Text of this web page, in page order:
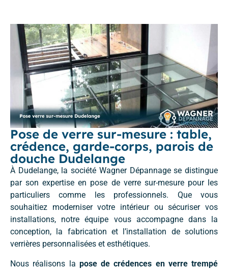
Pose de verre sur-mesure : table,
crédence, garde-corps, parois de
douche Dudelange
À Dudelange, la société Wagner Dépannage se distingue
par son expertise en pose de verre sur-mesure pour les
particuliers comme les professionnels. Que vous
souhaitiez moderniser votre intérieur ou sécuriser vos
installations, notre équipe vous accompagne dans la
conception, la fabrication et l’installation de solutions
verrières personnalisées et esthétiques.
Nous réalisons la pose de crédences en verre trempé